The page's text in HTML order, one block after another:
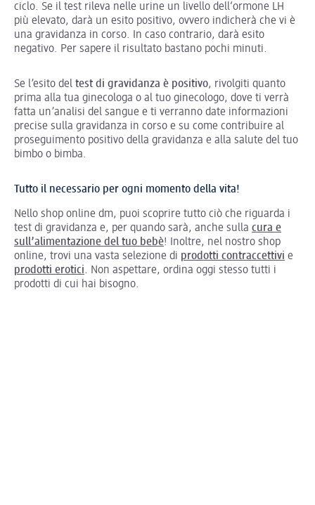
ciclo. Se il test rileva nelle urine un livello dell‘ormone LH
più elevato, darà un esito positivo, ovvero indicherà che vi è
una gravidanza in corso. In caso contrario, darà esito
negativo. Per sapere il risultato bastano pochi minuti.
Se l’esito del test di gravidanza è positivo, rivolgiti quanto
prima alla tua ginecologa o al tuo ginecologo, dove ti verrà
fatta un’analisi del sangue e ti verranno date informazioni
precise sulla gravidanza in corso e su come contribuire al
proseguimento positivo della gravidanza e alla salute del tuo
bimbo o bimba.
Tutto il necessario per ogni momento della vita!
Nello shop online dm, puoi scoprire tutto ciò che riguarda i
test di gravidanza e, per quando sarà, anche sulla cura e
sull’alimentazione del tuo bebè! Inoltre, nel nostro shop
online, trovi una vasta selezione di prodotti contraccettivi e
prodotti erotici. Non aspettare, ordina oggi stesso tutti i
prodotti di cui hai bisogno.